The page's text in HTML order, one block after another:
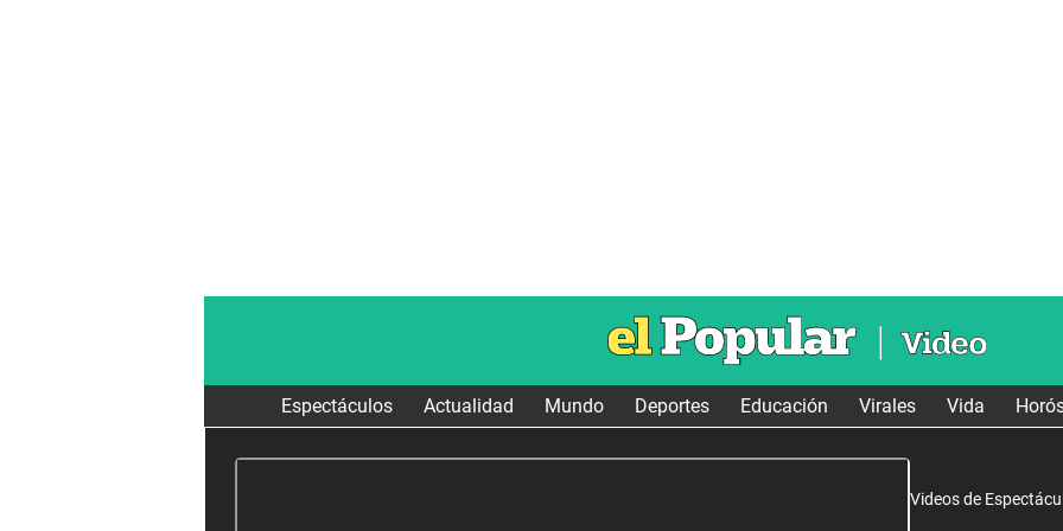
Espectáculos Actualidad Mundo Deportes Educación Virales Vida
Videos de